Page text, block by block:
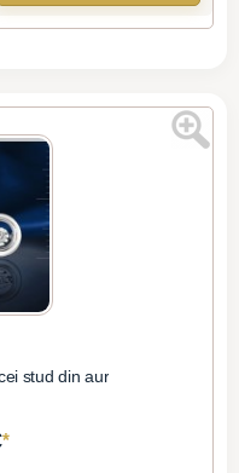
stud din aur
*